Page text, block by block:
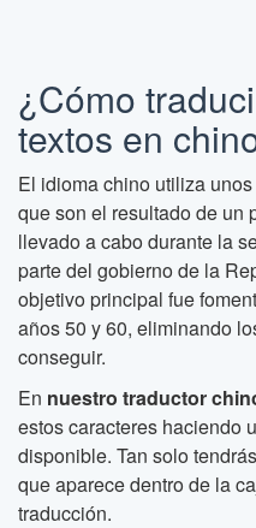
¿Cómo
textos en
El idioma chino utiliza
que son el resultado de un
llevado a cabo durante la
parte del gobierno de la
objetivo principal fue
años 50 y 60, eliminando
conseguir.
En nuestro traductor
estos caracteres haciendo
disponible. Tan solo
que aparece dentro de la
traducción.